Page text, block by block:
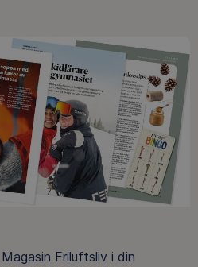
Friluftsliv i din